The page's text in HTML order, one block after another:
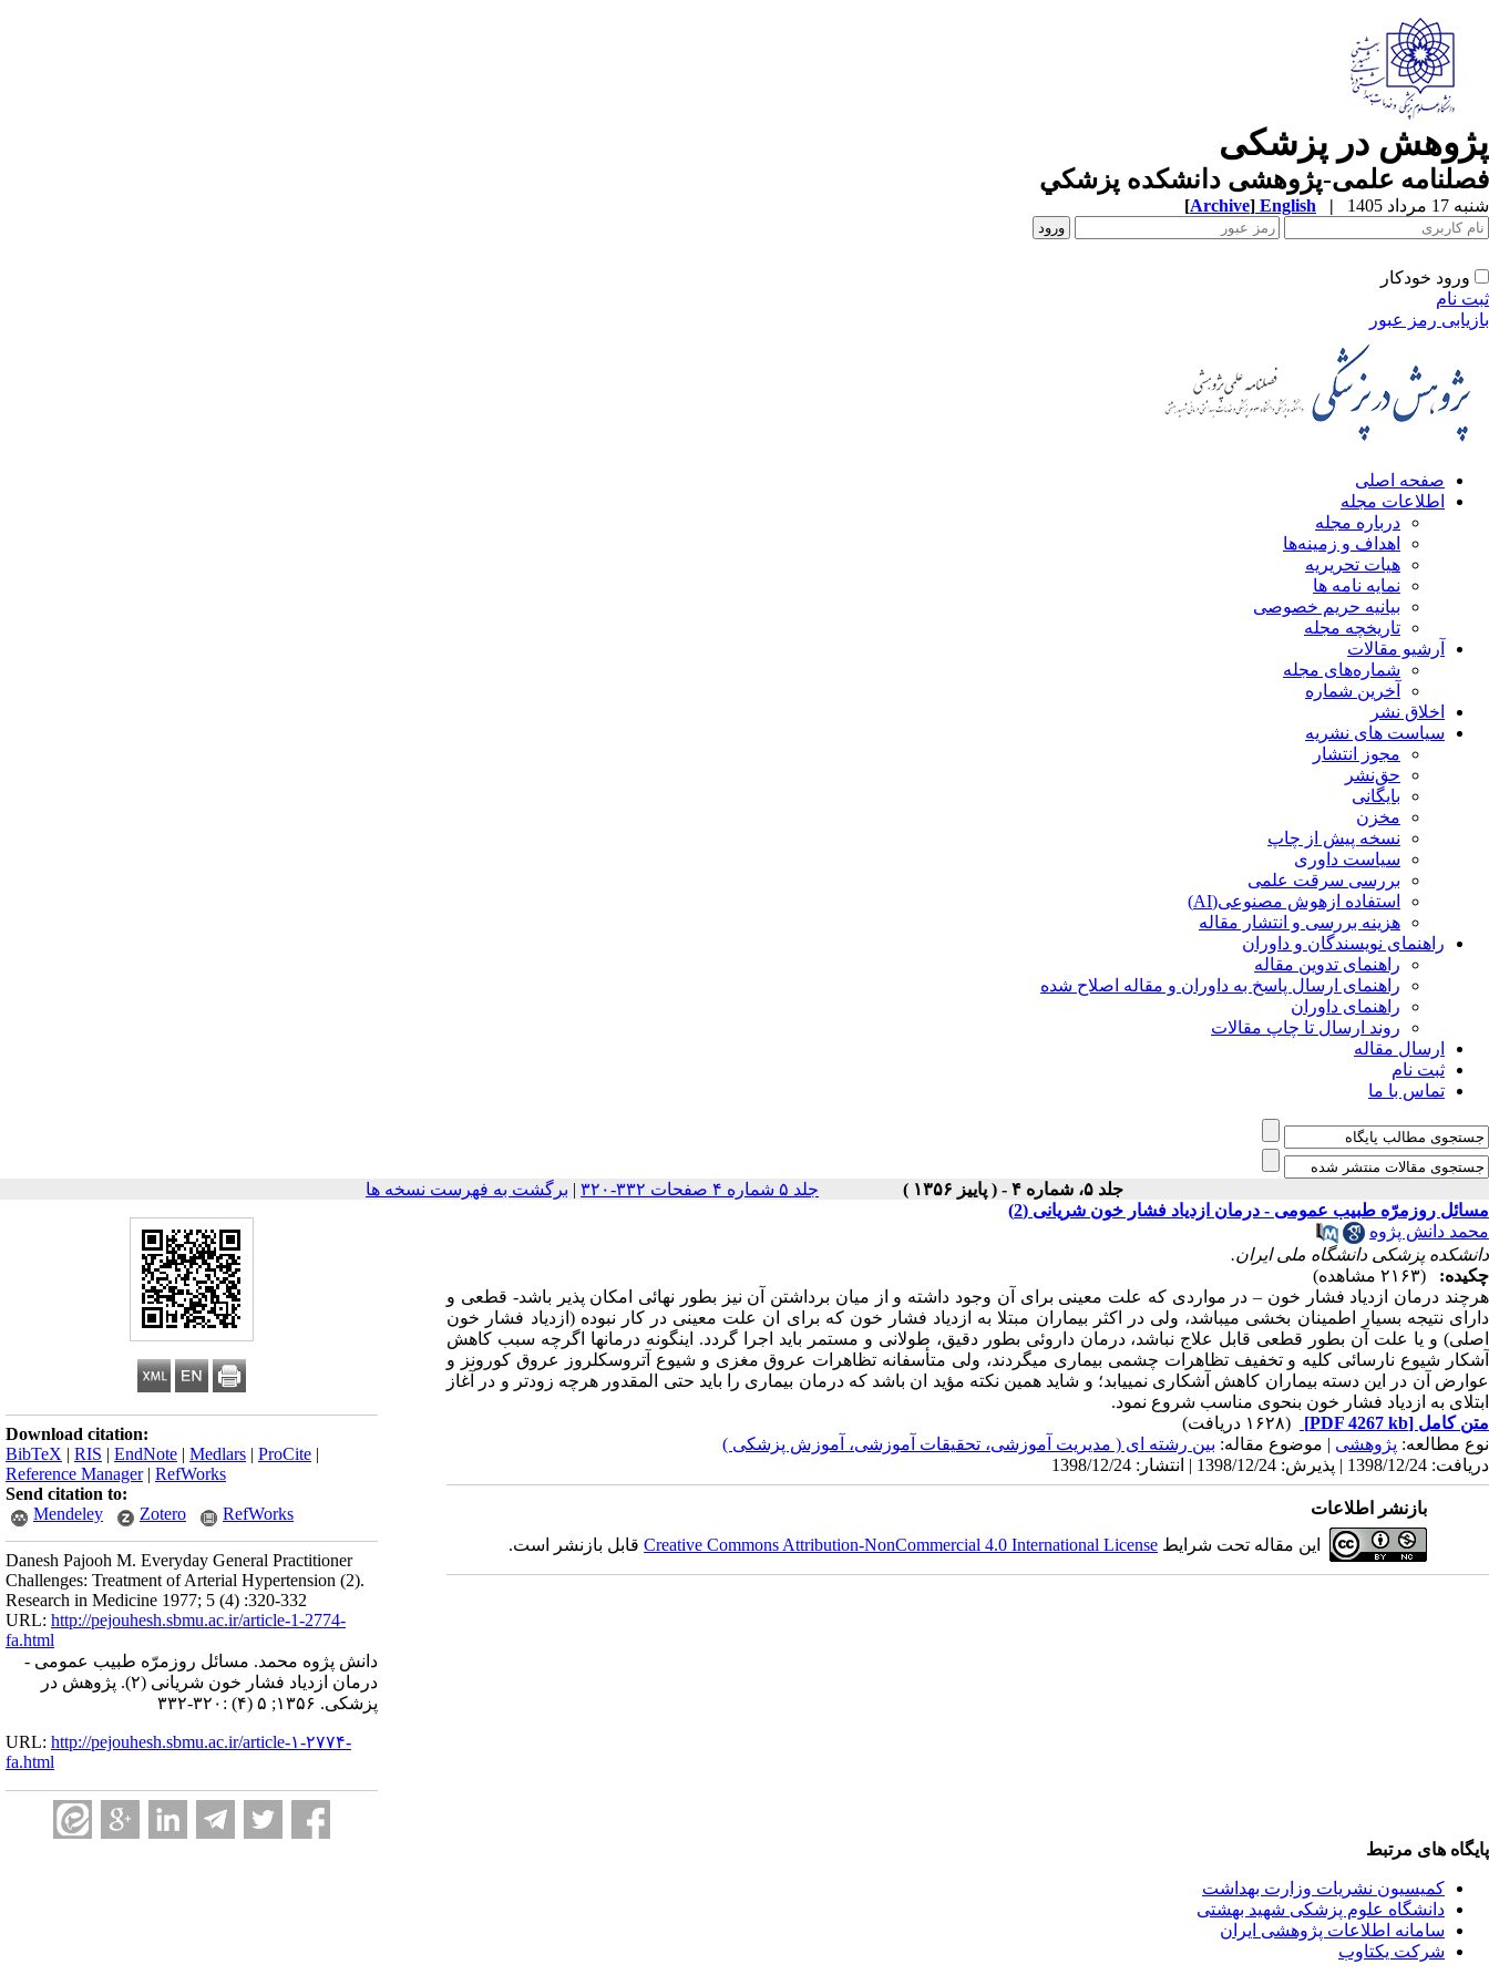
پژوهش در پزشکی
فصلنامه علمی-پژوهشی دانشکده پزشکي
شنبه 17 مرداد 1405 |
English
[Archive]
ورود خودکار
ثبت نام
بازیابی رمز عبور
صفحه اصلی
اطلاعات مجله
درباره مجله
اهداف و زمینه‌ها
هیات تحریریه
نمایه نامه ها
بیانیه حریم خصوصی
تاریخچه مجله
آرشیو مقالات
شماره‌های مجله
آخرین شماره
اخلاق نشر
سیاست های نشریه
مجوز انتشار
حق‌نشر
بایگانی
مخزن
نسخه پیش از چاپ
سیاست داوری
بررسی سرقت علمی
استفاده ازهوش مصنوعی(AI)
هزینه بررسی و انتشار مقاله
راهنمای نویسندگان و داوران
راهنمای تدوین مقاله
راهنمای ارسال پاسخ به داوران و مقاله اصلاح شده
راهنمای داوران
روند ارسال تا چاپ مقالات
ارسال مقاله
ثبت نام
تماس با ما
جلد ۵، شماره ۴ - ( پاییز ۱۳۵۶ ) جلد ۵ شماره ۴ صفحات ۳۳۲-۳۲۰ | برگشت به فهرست نسخه ها
Download citation:
BibTeX | RIS | EndNote | Medlars | ProCite |
Reference Manager| RefWorks
Send citation to:
Mendeley
Zotero RefWorks
Danesh Pajooh M. Everyday General Practitioner
Challenges: Treatment of Arterial Hypertension (2).
Research in Medicine 1977; 5 (4) :320-332
URL: http://pejouhesh.sbmu.ac.ir/article-1-2774-
fa.html
دانش پژوه محمد. مسائل روزمرّه طبیب عمومی -
درمان ازدیاد فشار خون شریانی (۲). پژوهش در
پزشکی. ۱۳۵۶; ۵ (۴) :۳۲۰-۳۳۲
URL: http://pejouhesh.sbmu.ac.ir/article-۱-۲۷۷۴-
fa.html
مسائل روزمرّه طبیب عمومی - درمان ازدیاد فشار خون شریانی (2)
محمد دانش پژوه
دانشکده پزشکی دانشگاه ملی ایران.
چکیده:
(۲۱۶۳ مشاهده)
هرچند درمان ازدیاد فشار خون – در مواردی که علت معینی برای آن وجود داشته و از میان برداشتن آن نیز بطور نهائی امکان پذیر باشد- قطعی و
دارای نتیجه بسیار اطمینان بخشی می­باشد، ولی در اکثر بیماران مبتلا به ازدیاد فشار خون که برای ان علت معینی در کار نبوده (ازدیاد فشار خون
اصلی) و یا علت آن بطور قطعی قابل علاج نباشد، درمان داروئی بطور دقیق، طولانی و مستمر باید اجرا گردد. اینگونه درمان­ها اگرچه سبب کاهش
آشکار شیوع نارسائی کلیه و تخفیف تظاهرات چشمی بیماری می­گردند، ولی متأسفانه تظاهرات عروق مغزی و شیوع آتروسکلروز عروق کورونز و
عوارض آن در این دسته بیماران کاهش آشکاری نمی­یابد؛ و شاید همین نکته مؤید ان باشد که درمان بیماری را باید حتی المقدور هرچه زودتر و در آغاز
ابتلای به ازدیاد فشار خون بنحوی مناسب شروع نمود.
متن کامل [PDF 4267 kb]
(۱۶۲۸ دریافت)
نوع مطالعه: پژوهشی | موضوع مقاله: بین رشته ای ( مدیریت آموزشی، تحقیقات آموزشی، آموزش پزشکی )
دریافت: 1398/12/24 | پذیرش: 1398/12/24 | انتشار: 1398/12/24
بازنشر اطلاعات
این مقاله تحت شرایط Creative Commons Attribution-NonCommercial 4.0 International Licenseقابل بازنشر است.
پایگاه های مرتبط
کمیسیون نشریات وزارت بهداشت
دانشگاه علوم پزشکی شهید بهشتی
سامانه اطلاعات پژوهشی ایران
شرکت یکتاوب